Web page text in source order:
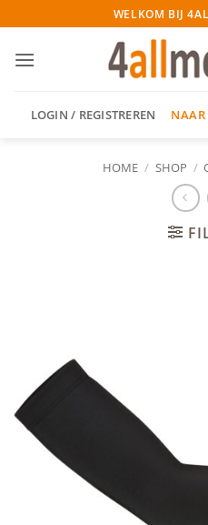
naar
inhoud
WELKOM BIJ
LOGIN / REGISTREREN NAAR
HOME / SHOP /